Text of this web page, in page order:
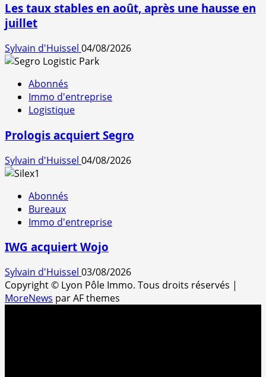
Les taux stables en août, après une hausse en
juillet
Sylvain d'Huissel 04/08/2026
Abonnés
Immo d'entreprise
Logistique
Prologis acquiert Segro
Sylvain d'Huissel 04/08/2026
Abonnés
Bureaux
Immo d'entreprise
IWG acquiert Wojo
Sylvain d'Huissel 03/08/2026
Copyright © Lyon Pôle Immo. Tous droits réservés |
MoreNews par AF themes